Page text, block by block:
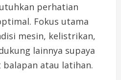
perhatian
Fokus utama
mesin, kelistrikan,
lainnya supaya
balapan atau latihan.